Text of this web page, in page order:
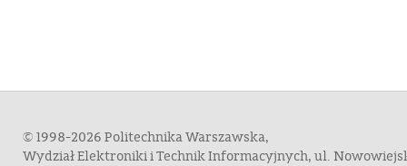
© 1998-2026 Politechnika Warszawska,
Wydział Elektroniki i Technik Informacyjnych, ul.